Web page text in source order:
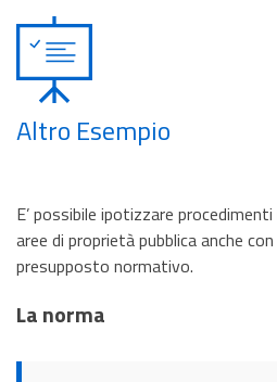
Altro Esempio
E’ possibile ipotizzare
aree di proprietà pubblica anche
presupposto normativo.
La norma